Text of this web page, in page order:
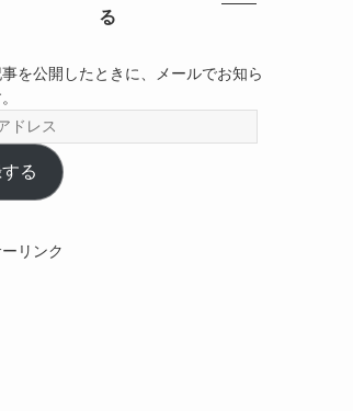
る
を公開したときに、メールでお知ら
る
リンク